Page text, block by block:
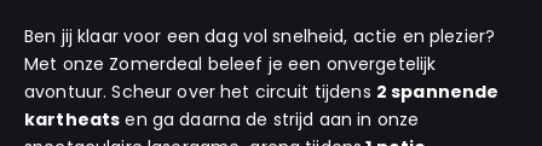
Ben jij klaar voor een dag vol snelheid, actie en plezier?
Met onze Zomerdeal beleef je een onvergetelijk
avontuur. Scheur over het circuit tijdens 2 spannende
kartheats en ga daarna de strijd aan in onze